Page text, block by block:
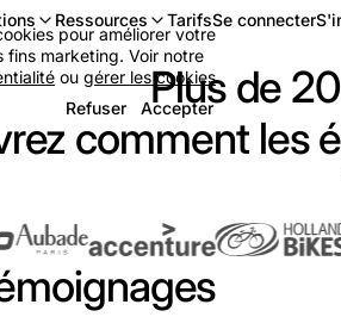
Ressources TarifsSe connecter
Plus de
comment les
pour améliorer votre
fins marketing. Voir notre
ou gérer les cookies.
Refuser
Accepter